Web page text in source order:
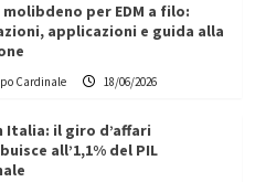
per EDM a filo:
applicazioni e guida alla
Cardinale 18/06/2026
Italia: il giro d’affari
all’1,1% del PIL